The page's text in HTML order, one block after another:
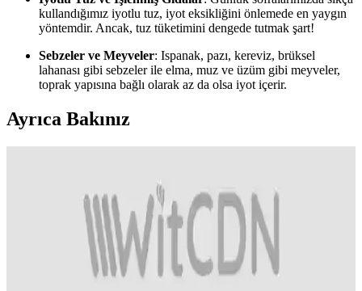
kullandığımız iyotlu tuz, iyot eksikliğini önlemede en yaygın
yöntemdir. Ancak, tuz tüketimini dengede tutmak şart!
Sebzeler ve Meyveler: Ispanak, pazı, kereviz, brüksel
lahanası gibi sebzeler ile elma, muz ve üzüm gibi meyveler,
toprak yapısına bağlı olarak az da olsa iyot içerir.
Ayrıca Bakınız
Desteği Sağlamanın Yolları
Osende markasının iyot ürünleri, tiroid sağlığını destekler, mineral
dengesini sağlar ve günlük ihtiyaçlara uygun seçenekler sunar,
böylece sağlık ve güvenliği artırır.
İyot Zengini Besinler ve Güncel Yaklaşımlar Sağlıklı